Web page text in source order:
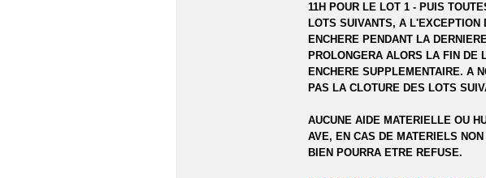
11H POUR LE LOT 1 - PUIS
LOTS SUIVANTS, A
ENCHERE PENDANT LA
PROLONGERA ALORS LA FIN DE
ENCHERE SUPPLEMENTAIRE. A
PAS LA CLOTURE DES LOTS
AUCUNE AIDE MATERIELLE OU
AVE, EN CAS DE MATERIELS
BIEN POURRA ETRE REFUSE.